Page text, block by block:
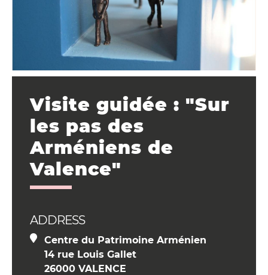
Visite guidée : "Sur
les pas des
Arméniens de
Valence"
ADDRESS
Centre du Patrimoine Arménien
14 rue Louis Gallet
26000 VALENCE